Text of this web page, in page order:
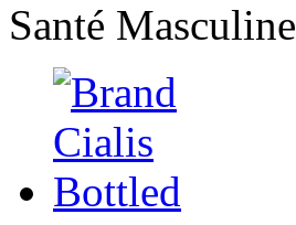
Santé Masculine